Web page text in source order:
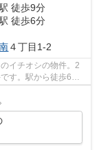
徒歩9分
徒歩6分
４丁目1-2
イチオシの物件。2
す。駅から徒歩6分